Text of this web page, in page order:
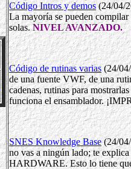
Código Intros y demos(24/04/
La mayoría se pueden
solas.NIVEL AVANZADO.
Código de rutinas varias(24/04/
de una fuente VWF, de una
cadenas, rutinas para
funciona el ensamblador.
SNES Knowledge Base(24/04/
no vas a ningún lado; te
HARDWARE. Esto lo tiene